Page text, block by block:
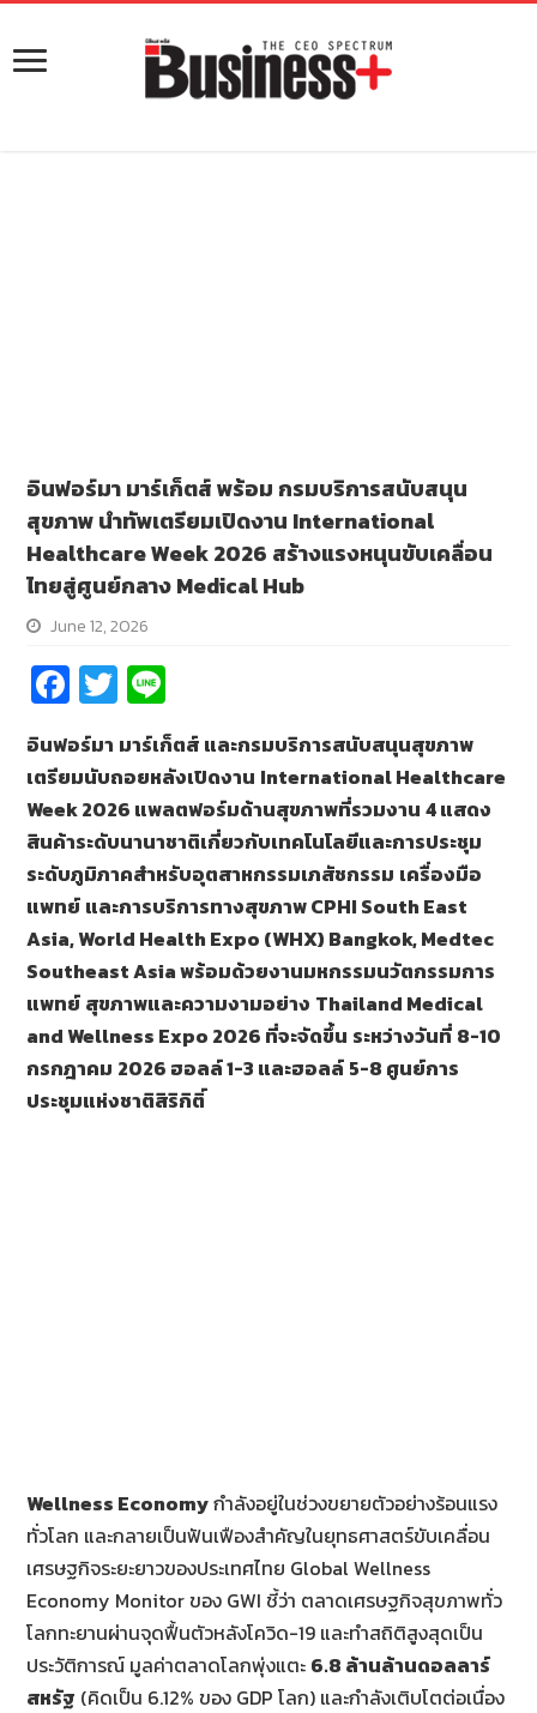
อินฟอร์มา มาร์เก็ตส์ พร้อม กรมบริการสนับสนุน
สุขภาพ นำทัพเตรียมเปิดงาน International
Healthcare Week 2026 สร้างแรงหนุนขับเคลื่อน
ไทยสู่ศูนย์กลาง Medical Hub
June 12, 2026
Fa
ce
b
o
o
k
T
wi
tt
er
n
e
อินฟอร์มา มาร์เก็ตส์ และกรมบริการสนับสนุนสุขภาพ
เตรียมนับถอยหลังเปิดงาน International Healthcare
Week 2026 แพลตฟอร์มด้านสุขภาพที่รวมงาน 4แสดง
สินค้าระดับนานาชาติเกี่ยวกับเทคโนโลยีและการประชุม
ระดับภูมิภาคสำหรับอุตสาหกรรมเภสัชกรรม เครื่องมือ
แพทย์ และการบริการทางสุขภาพCPHI South East
Asia, World Health Expo (WHX) Bangkok, Medtec
Southeast Asiaพร้อมด้วยงานมหกรรมนวัตกรรมการ
แพทย์ สุขภาพและความงามอย่าง Thailand Medical
and Wellness Expo 2026 ที่จะจัดขึ้น ระหว่างวันที่ 8-10
กรกฎาคม 2026 ฮอลล์1-3 และฮอลล์ 5-8 ศูนย์การ
ประชุมแห่งชาติสิริกิติ์
Wellness Economyกำลังอยู่ในช่วงขยายตัวอย่างร้อนแรง
ทั่วโลก และกลายเป็นฟันเฟืองสำคัญในยุทธศาสตร์ขับเคลื่อน
เศรษฐกิจระยะยาวของประเทศไทย Global Wellness
Economy Monitor ของ GWI ชี้ว่า ตลาดเศรษฐกิจสุขภาพทั่ว
โลกทะยานผ่านจุดฟื้นตัวหลังโควิด-19 และทำสถิติสูงสุดเป็น
ประวัติการณ์ มูลค่าตลาดโลกพุ่งแตะ 6.8 ล้านล้านดอลลาร์
สหรัฐ (คิดเป็น 6.12% ของ GDP โลก) และกำลังเติบโตต่อเนื่อง